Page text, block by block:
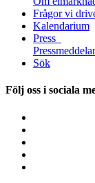
Frågor vi
Kalendarium
Press
Sök
Följ oss i sociala